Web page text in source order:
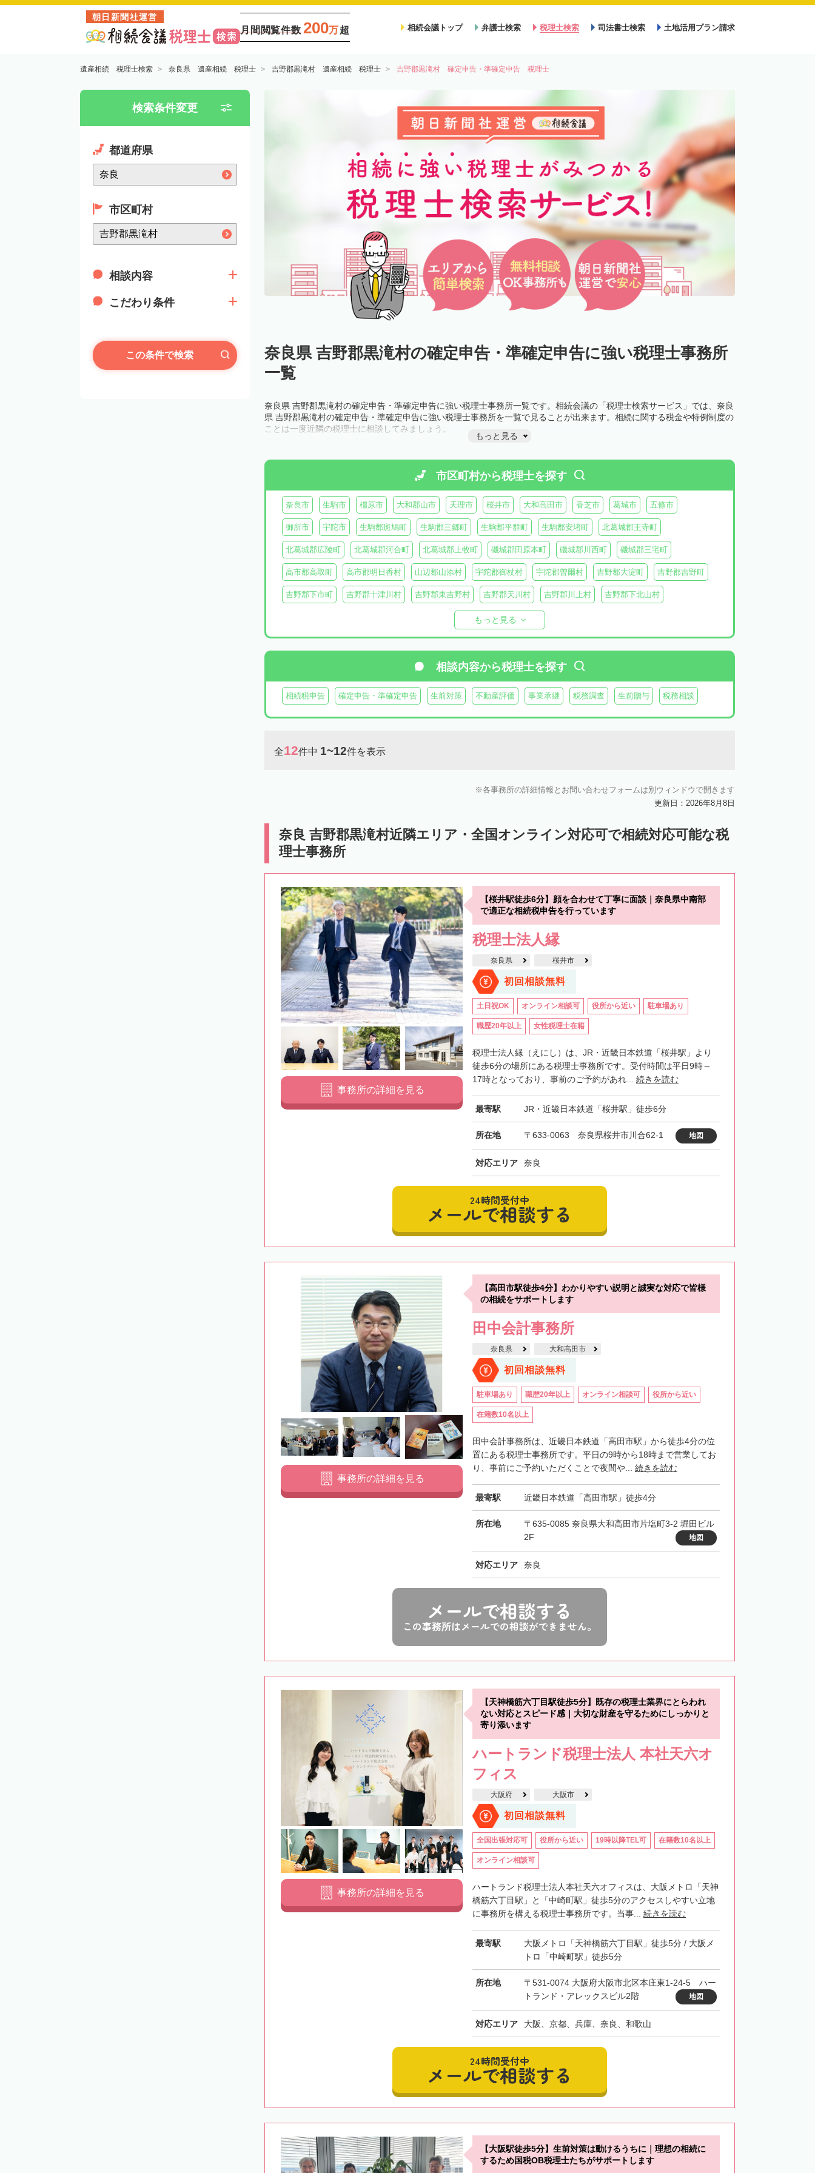
朝日新聞社運営
月間閲覧件数 200万超 相続会議トップ 弁護士検索 税理士検索 司法書士検索 土地活用プラン請求
遺産相続 税理士検索 奈良県 遺産相続 税理士 吉野郡黒滝村 遺産相続 税理士 吉野郡黒滝村 確定申告・準確定申告 税理士
検索条件変更
都道府県
市区町村
相談内容
こだわり条件
この条件で検索
奈良県 吉野郡黒滝村の確定申告・準確定申告に強い税理士事務所
一覧
奈良県 吉野郡黒滝村の確定申告・準確定申告に強い税理士事務所一覧です。相続会議の「税理士検索サービス」では、奈良
県 吉野郡黒滝村の確定申告・準確定申告に強い税理士事務所を一覧で見ることが出来ます。相続に関する税金や特例制度の
ことは一度近隣の税理士に相談してみましょう。
もっと見る
市区町村から税理士を探す
奈良市 生駒市 橿原市 大和郡山市 天理市 桜井市 大和高田市 香芝市 葛城市 五條市
御所市 宇陀市 生駒郡斑鳩町 生駒郡三郷町 生駒郡平群町 生駒郡安堵町 北葛城郡王寺町
北葛城郡広陵町 北葛城郡河合町 北葛城郡上牧町 磯城郡田原本町 磯城郡川西町 磯城郡三宅町
高市郡高取町 高市郡明日香村 山辺郡山添村 宇陀郡御杖村 宇陀郡曽爾村 吉野郡大淀町 吉野郡吉野町
吉野郡下市町 吉野郡十津川村 吉野郡東吉野村 吉野郡天川村 吉野郡川上村 吉野郡下北山村
もっと見る
相談内容から税理士を探す
相続税申告 確定申告・準確定申告 生前対策 不動産評価 事業承継 税務調査 生前贈与 税務相談
全12件中 1~12件を表示
各事務所の詳細情報とお問い合わせフォームは別ウィンドウで開きます
更新日：2026年8月8日
奈良 吉野郡黒滝村近隣エリア・全国オンライン対応可で相続対応可能な税
理士事務所
【桜井駅徒歩6分】顔を合わせて丁寧に面談｜奈良県中南部
で適正な相続税申告を行っています
税理士法人縁
奈良県 桜井市
初回相談無料
土日祝OK オンライン相談可 役所から近い 駐車場あり
職歴20年以上 女性税理士在籍
税理士法人縁（えにし）は、JR・近畿日本鉄道「桜井駅」より
徒歩6分の場所にある税理士事務所です。受付時間は平日9時～
17時となっており、事前のご予約があれ... 続きを読む
最寄駅 JR・近畿日本鉄道「桜井駅」徒歩6分
所在地 〒633-0063 奈良県桜井市川合62-1 地図
対応エリア 奈良
事務所の詳細を見る
24時間受付中
メールで相談する
【高田市駅徒歩4分】わかりやすい説明と誠実な対応で皆様
の相続をサポートします
田中会計事務所
奈良県 大和高田市
初回相談無料
駐車場あり 職歴20年以上 オンライン相談可 役所から近い
在籍数10名以上
田中会計事務所は、近畿日本鉄道「高田市駅」から徒歩4分の位
置にある税理士事務所です。平日の9時から18時まで営業してお
り、事前にご予約いただくことで夜間や... 続きを読む
最寄駅 近畿日本鉄道「高田市駅」徒歩4分
所在地
〒635-0085 奈良県大和高田市片塩町3-2 堀田ビル
2F
地図
対応エリア 奈良
事務所の詳細を見る
メールで相談する
この事務所はメールでの相談ができません。
【天神橋筋六丁目駅徒歩5分】既存の税理士業界にとらわれ
ない対応とスピード感｜大切な財産を守るためにしっかりと
寄り添います
ハートランド税理士法人 本社天六オ
フィス
大阪府 大阪市
初回相談無料
全国出張対応可 役所から近い 19時以降TEL可 在籍数10名以上
オンライン相談可
ハートランド税理士法人本社天六オフィスは、大阪メトロ「天神
橋筋六丁目駅」と「中崎町駅」徒歩5分のアクセスしやすい立地
に事務所を構える税理士事務所です。当事... 続きを読む
最寄駅
大阪メトロ「天神橋筋六丁目駅」徒歩5分 / 大阪メ
トロ「中崎町駅」徒歩5分
所在地
〒531-0074 大阪府大阪市北区本庄東1-24-5 ハー
トランド・アレックスビル2階
地図
対応エリア 大阪、京都、兵庫、奈良、和歌山
事務所の詳細を見る
24時間受付中
メールで相談する
【大阪駅徒歩5分】生前対策は動けるうちに｜理想の相続に
するため国税OB税理士たちがサポートします